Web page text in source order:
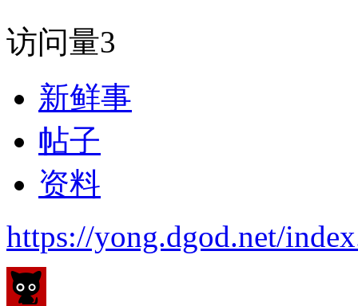
访问量3
新鲜事
帖子
资料
https://yong.dgod.net/